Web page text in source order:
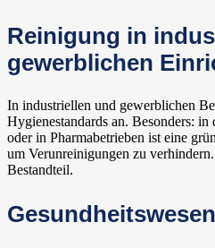
Reinigung in
gewerblichen
In industriellen und gewerblichen
Hygienestandards an. Besonders:
oder in Pharmabetrieben ist eine
um Verunreinigungen zu
Bestandteil.
Gesundheitswesen